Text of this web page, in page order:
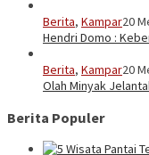
Berita, Kampar20
Hendri Domo :
Berita, Kampar20
Olah Minyak
Berita Populer